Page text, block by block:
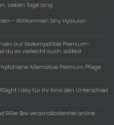
sieben Tage lang
– Willkommen Sihy Hyaluron
auf biokompatible Premium-
du es vielleicht auch solltest
Alternative Premium Pflege
1 day für Ihr Kind den Unterschied
96er Box versandkostenfrei online